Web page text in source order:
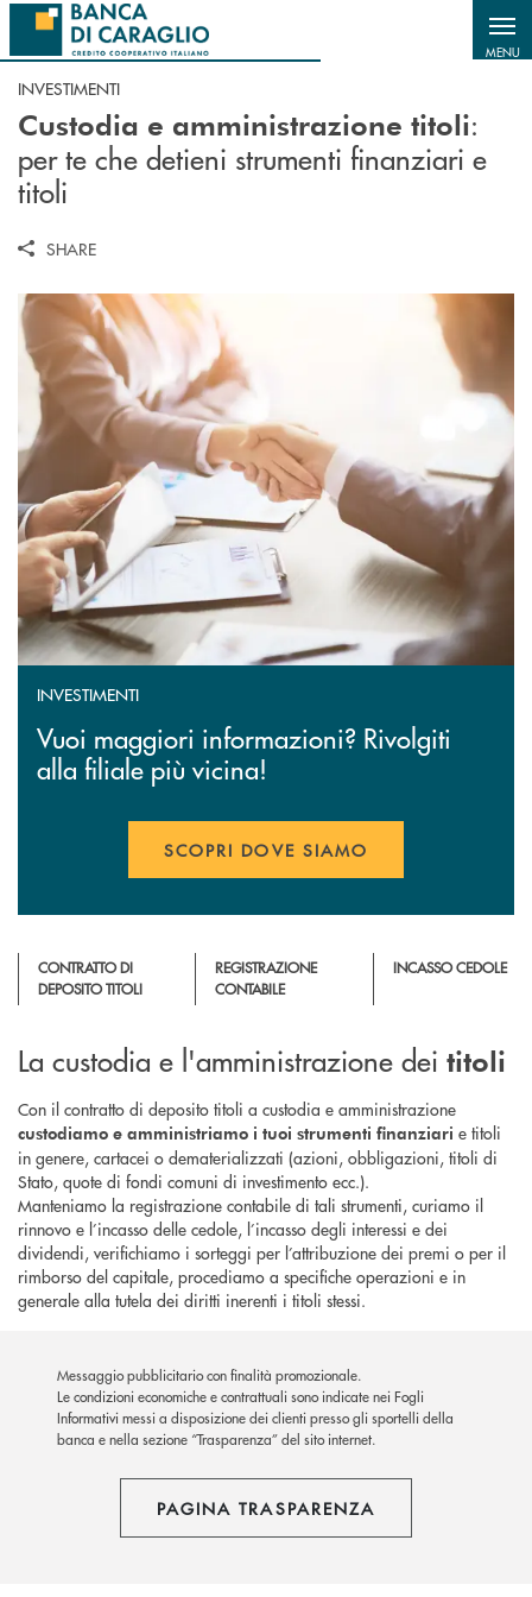
Salta al contenuto principale
MENU
INVESTIMENTI
Custodia e amministrazione titoli:
per te che detieni strumenti finanziari e
titoli
SHARE
INVESTIMENTI
Vuoi maggiori informazioni? Rivolgiti
alla filiale più vicina!
SCOPRI DOVE SIAMO
CONTRATTO DI
DEPOSITO TITOLI
REGISTRAZIONE
CONTABILE
INCASSO CEDOLE
La custodia e l'amministrazione dei titoli
Con il contratto di deposito titoli a custodia e amministrazione
custodiamo e amministriamo i tuoi strumenti finanziari e titoli
in genere, cartacei o dematerializzati (azioni, obbligazioni, titoli di
Stato, quote di fondi comuni di investimento ecc.).
Manteniamo la registrazione contabile di tali strumenti, curiamo il
rinnovo e l’incasso delle cedole, l’incasso degli interessi e dei
dividendi, verifichiamo i sorteggi per l’attribuzione dei premi o per il
rimborso del capitale, procediamo a specifiche operazioni e in
generale alla tutela dei diritti inerenti i titoli stessi.
Messaggio pubblicitario con finalità promozionale.
Le condizioni economiche e contrattuali sono indicate nei Fogli
Informativi messi a disposizione dei clienti presso gli sportelli della
banca e nella sezione “Trasparenza” del sito internet.
PAGINA TRASPARENZA